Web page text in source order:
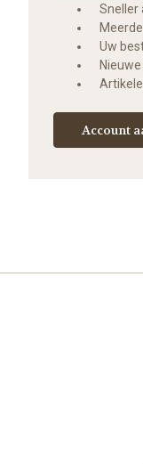
Sneller
Uw
Account